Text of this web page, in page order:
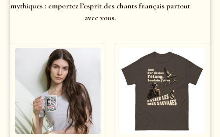
mythiques : emportez l’esprit des chants français partout
avec vous.